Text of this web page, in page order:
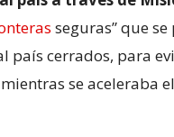
seguras” que
país cerrados, para
se aceleraba